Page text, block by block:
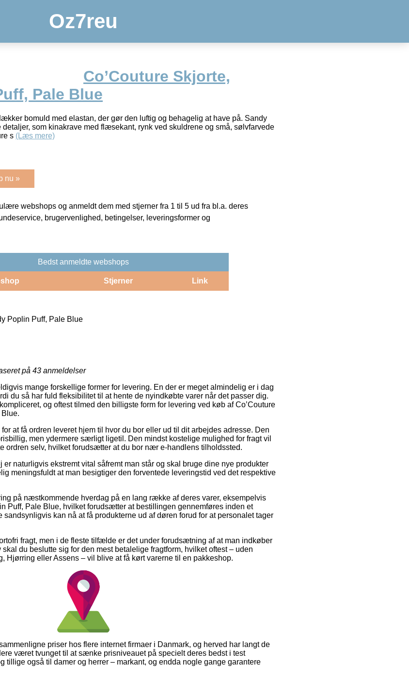
Oz7reu
Co’Couture Skjorte,
Pale Blue
bomuld med elastan, der gør den luftig og behagelig at have på. Sandy
som kinakrave med flæsekant, rynk ved skuldrene og små, sølvfarvede
s (Læs mere)
nu »
webshops og anmeldt dem med stjerner fra 1 til 5 ud fra bl.a. deres
brugervenlighed, betingelser, leveringsformer og
Bedst anmeldte webshops
Stjerner Link
Poplin Puff, Pale Blue
på 43 anmeldelser
mange forskellige former for levering. En der er meget almindelig er i dag
du så har fuld fleksibilitet til at hente de nyindkøbte varer når det passer dig.
og oftest tilmed den billigste form for levering ved køb af Co’Couture
at få ordren leveret hjem til hvor du bor eller ud til dit arbejdes adresse. Den
men ydermere særligt ligetil. Den mindst kostelige mulighed for fragt vil
ordren selv, hvilket forudsætter at du bor nær e-handlens tilholdssted.
naturligvis ekstremt vital såfremt man står og skal bruge dine nye produkter
meningsfuldt at man besigtiger den forventede leveringstid ved det respektive
på næstkommende hverdag på en lang række af deres varer, eksempelvis
Puff, Pale Blue, hvilket forudsætter at bestillingen gennemføres inden et
kan nå at få produkterne ud af døren forud for at personalet tager
fragt, men i de fleste tilfælde er det under forudsætning af at man indkøber
du beslutte sig for den mest betalelige fragtform, hvilket oftest – uden
Hjørring eller Assens – vil blive at få kørt varerne til en pakkeshop.
priser hos flere internet firmaer i Danmark, og herved har langt de
været tvunget til at sænke prisniveauet på specielt deres bedst i test
tillige også til damer og herrer – markant, og endda nogle gange garantere